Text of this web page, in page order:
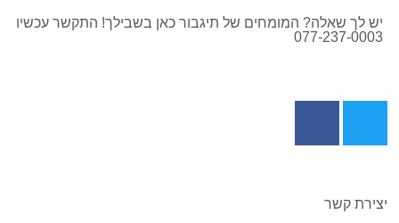
יש לך שאלה? המומחים של תיגבור כאן בשבילך! התקשר עכשיו
077-237-0003
יצירת קשר